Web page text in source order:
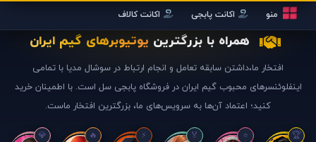
منو اکانت پابجی اکانت کالاف
همراه با بزرگترین یوتیوبرهای گیم ایران
افتخار ما،داشتن سابقه تعامل و انجام ارتباط در سوشال مدیا با تمامی
اینفلوئنسرهای محبوب گیم ایران در فروشگاه پابجی سل است. با اطمینان خرید
کنید؛ اعتماد آن‌ها به سرویس‌های ما، بزرگترین افتخار ماست.